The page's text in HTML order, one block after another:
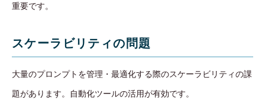
重要です。
スケーラビリティの問題
大量のプロンプトを管理・最適化する際のスケーラビリティの課
題があります。自動化ツールの活用が有効です。